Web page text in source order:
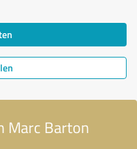
Marc Barton